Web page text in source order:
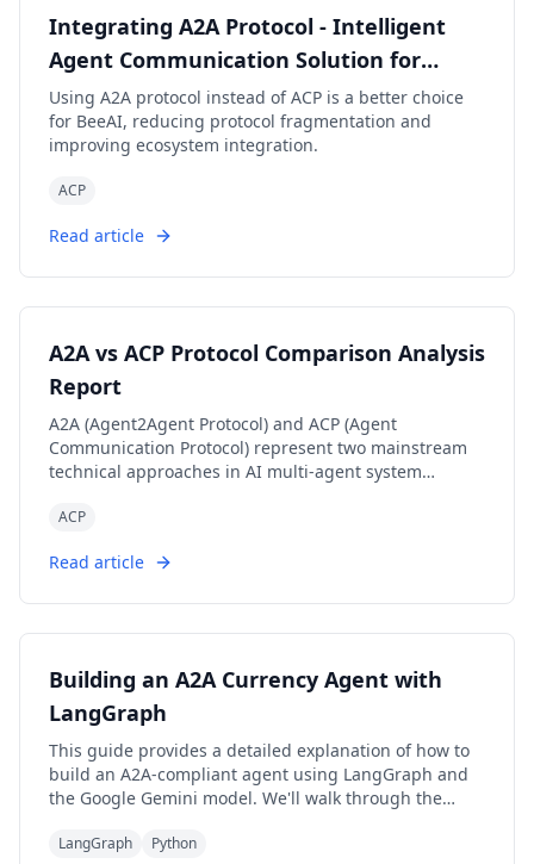
Integrating A2A Protocol - Intelligent
Agent Communication Solution for
BeeAI Framework
Using A2A protocol instead of ACP is a better choice
for BeeAI, reducing protocol fragmentation and
improving ecosystem integration.
ACP
Read article
A2A vs ACP Protocol Comparison Analysis
Report
A2A (Agent2Agent Protocol) and ACP (Agent
Communication Protocol) represent two mainstream
technical approaches in AI multi-agent system
'local/edge autonomy' respectively. A2A, with its
and rich task collaboration mechanisms, has become
local-first, cloud-independent characteristics, is
or edge computing environments. Both protocols
have their own focus in protocol design, ecosystem
are expected to further converge in openness in the
future. Developers are advised to choose the most
suitable protocol stack based on actual business
ACP
Read article
Building an A2A Currency Agent with
LangGraph
This guide provides a detailed explanation of how to
build an A2A-compliant agent using LangGraph and
the Google Gemini model. We'll walk through the
explaining each component, the flow of data, and how
LangGraph Python